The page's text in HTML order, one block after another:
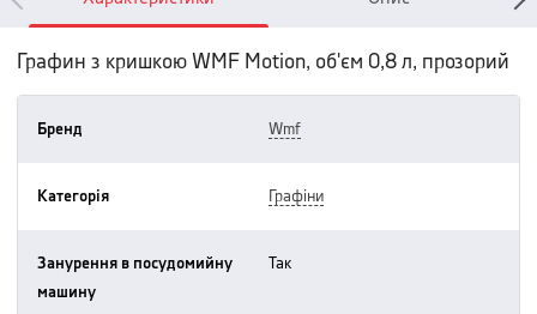
Графин з кришкою WMF Motion, об'єм 0,8 л, прозорий
Бренд wmf
Категорія графіни
Занурення в посудомийну
машину
так